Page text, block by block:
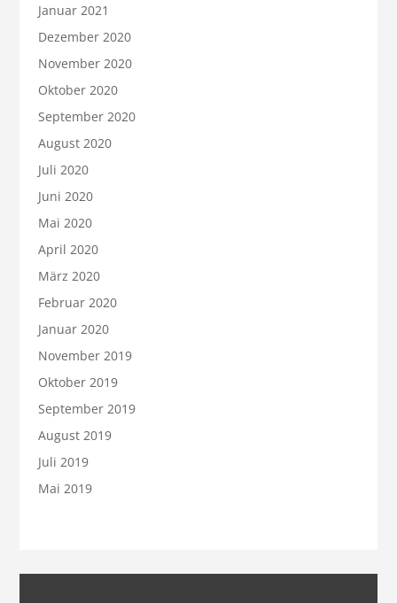
Januar 2021
Dezember 2020
November 2020
Oktober 2020
September 2020
August 2020
Juli 2020
Juni 2020
Mai 2020
April 2020
März 2020
Februar 2020
Januar 2020
November 2019
Oktober 2019
September 2019
August 2019
Juli 2019
Mai 2019